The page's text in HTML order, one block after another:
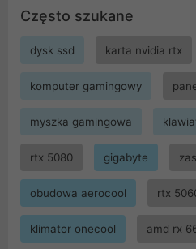
Często szukane
dysk ssd karta nvidia rtx
komputer gamingowy
myszka gamingowa
rtx 5080 gigabyte
obudowa aerocool rtx
klimator onecool amd rx